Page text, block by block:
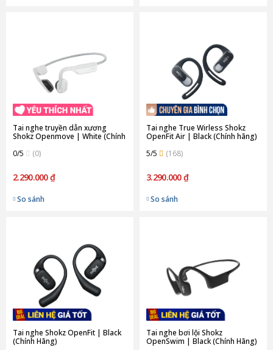
Tai nghe truyền dẫn xương
Shokz Openmove | White (Chính
0/5
(0)
2.290.000 ₫
So sánh
Tai nghe True Wirless Shokz
OpenFit Air | Black (Chính hãng)
5/5
(168)
3.290.000 ₫
So sánh
Tai nghe Shokz OpenFit | Black
(Chính Hãng)
Tai nghe bơi lội Shokz
OpenSwim | Black (Chính Hãng)